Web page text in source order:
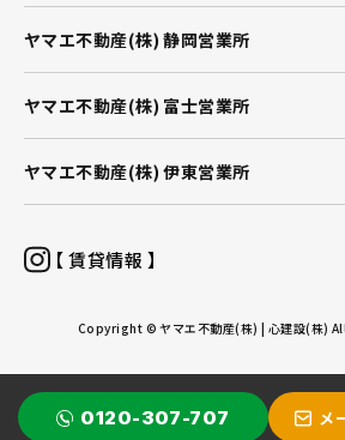
ヤマエ不動産(株) 静岡営業所
ヤマエ不動産(株) 富士営業所
ヤマエ不動産(株) 伊東営業所
【 賃貸情報 】
Copyright © ヤマエ不動産(株) | 心建設(株)
0120-307-707 メ